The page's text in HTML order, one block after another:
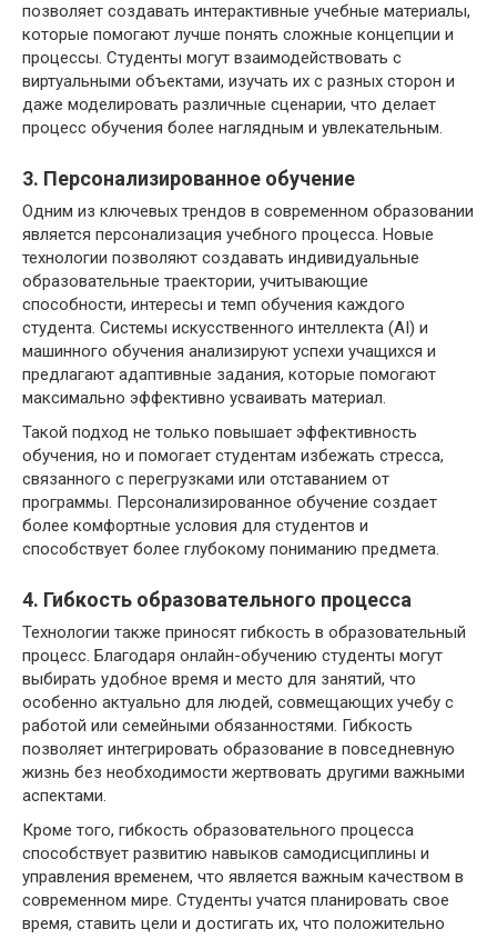
позволяет создавать интерактивные учебные материалы,
которые помогают лучше понять сложные концепции и
процессы. Студенты могут взаимодействовать с
виртуальными объектами, изучать их с разных сторон и
даже моделировать различные сценарии, что делает
процесс обучения более наглядным и увлекательным.
3. Персонализированное обучение
Одним из ключевых трендов в современном образовании
является персонализация учебного процесса. Новые
технологии позволяют создавать индивидуальные
образовательные траектории, учитывающие
способности, интересы и темп обучения каждого
студента. Системы искусственного интеллекта (AI) и
машинного обучения анализируют успехи учащихся и
предлагают адаптивные задания, которые помогают
максимально эффективно усваивать материал.
Такой подход не только повышает эффективность
обучения, но и помогает студентам избежать стресса,
связанного с перегрузками или отставанием от
программы. Персонализированное обучение создает
более комфортные условия для студентов и
способствует более глубокому пониманию предмета.
4. Гибкость образовательного процесса
Технологии также приносят гибкость в образовательный
процесс. Благодаря онлайн-обучению студенты могут
выбирать удобное время и место для занятий, что
особенно актуально для людей, совмещающих учебу с
работой или семейными обязанностями. Гибкость
позволяет интегрировать образование в повседневную
жизнь без необходимости жертвовать другими важными
аспектами.
Кроме того, гибкость образовательного процесса
способствует развитию навыков самодисциплины и
управления временем, что является важным качеством в
современном мире. Студенты учатся планировать свое
время, ставить цели и достигать их, что положительно